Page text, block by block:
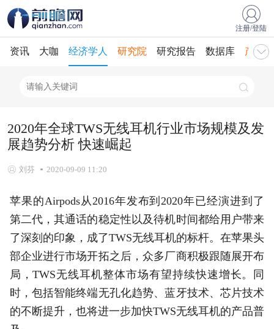
注册/登陆
资讯 大咖 经济学人 研究院 研究报告 数据库 产业
2020年全球TWS无线耳机行业市场规模及发
展趋势分析 快速崛起
刘芬 2020-09-09 11:20
苹果的Airpods从2016年发布到2020年已经演进到了
第二代，其通话的稳定性以及待机时间都给用户带来
了深刻的印象，成了TWS无线耳机的标杆。在苹果头
部企业进行市场开拓之后，众多厂商积极跟随展开布
局，TWS无线耳机整体市场有望持续快速增长。同
时，包括智能终端无孔化趋势、蓝牙技术、芯片技术
的不断提升，也将进一步加快TWS无线耳机的产品普